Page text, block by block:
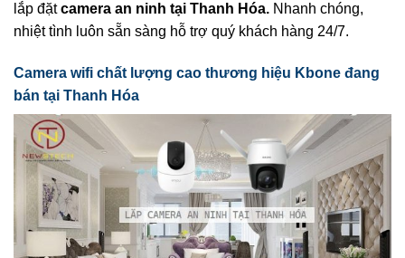
lắp đặtcamera an ninh tại Thanh Hóa. Nhanh chóng,
nhiệt tình luôn sẵn sàng hỗ trợ quý khách hàng 24/7.
Camera wifi chất lượng cao thương hiệu Kbone đang
bán tại Thanh Hóa